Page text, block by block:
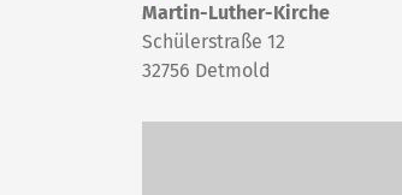
Martin-Luther-Kirche
Schülerstraße 12
32756 Detmold